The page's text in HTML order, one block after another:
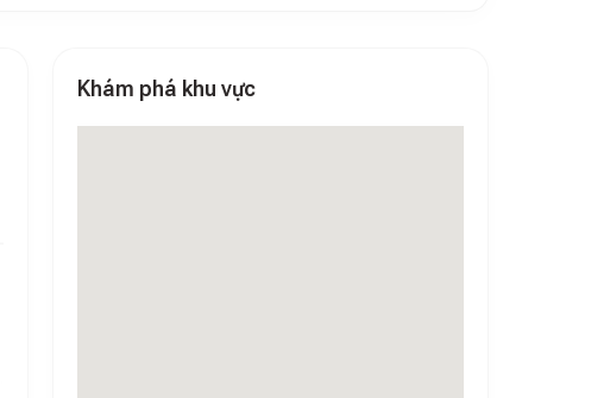
Khám phá khu vực